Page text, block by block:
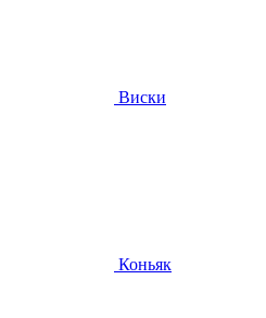
Виски
Коньяк